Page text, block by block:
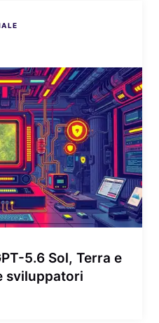
5.6 Sol, Terra e
sviluppatori